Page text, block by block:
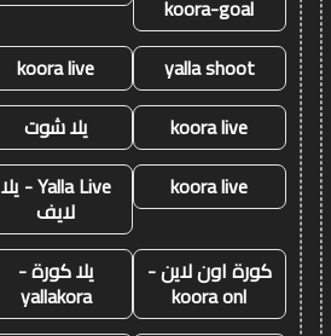
koora-goal
yalla shoot
koora live
koora live
يلا شوت
koora live
Yalla Live - يلا
لايف
كورة اون لاين -
koora onl
يلا كورة -
yallakora